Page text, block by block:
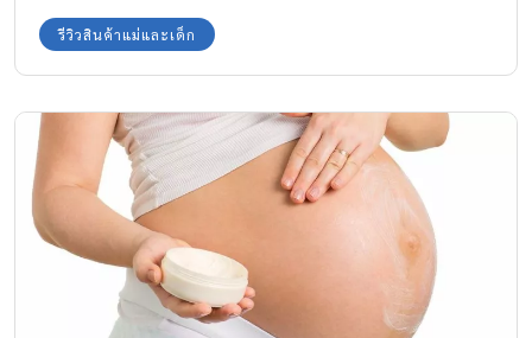
รีวิวสินค้าแม่และเด็ก